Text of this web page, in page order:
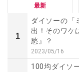
最新
1
ダイソーの「
出！そのワケ
愁』？
2023/05/16
100均ダイソ